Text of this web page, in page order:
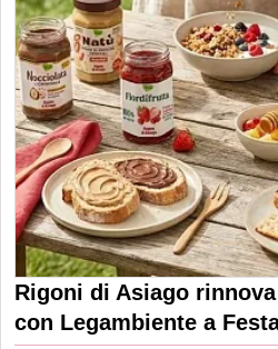
Rigoni di Asiago
con Legambiente a